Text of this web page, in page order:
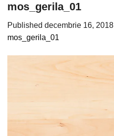
mos_gerila_01
Published decembrie 16, 2018
mos_gerila_01